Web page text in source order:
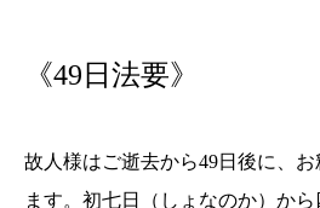
《49日法要》
故人様はご逝去から49日後に、
ます。初七日（しょなのか）から